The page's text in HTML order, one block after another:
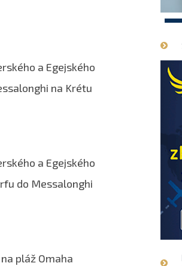
a Egejského
na Krétu
a Egejského
do Messalonghi
pláž Omaha
1